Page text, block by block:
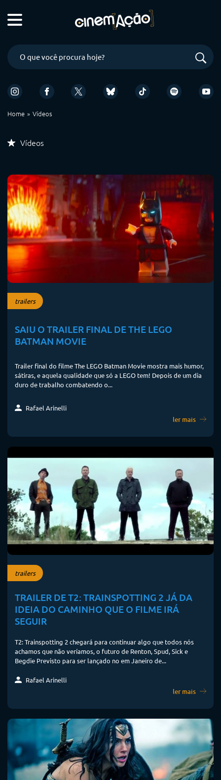
Home Vídeos
Vídeos
trailers
SAIU O TRAILER FINAL DE THE LEGO
BATMAN MOVIE
Trailer final do filme The LEGO Batman Movie mostra mais humor,
sátiras, e aquela qualidade que só a LEGO tem! Depois de um dia
duro de trabalho combatendo o...
Rafael Arinelli
ler mais
trailers
TRAILER DE T2: TRAINSPOTTING 2 JÁ DA
IDEIA DO CAMINHO QUE O FILME IRÁ
SEGUIR
T2: Trainspotting 2 chegará para continuar algo que todos nós
achamos que não veríamos, o futuro de Renton, Spud, Sick e
Begdie Previsto para ser lançado no em Janeiro de...
Rafael Arinelli
ler mais